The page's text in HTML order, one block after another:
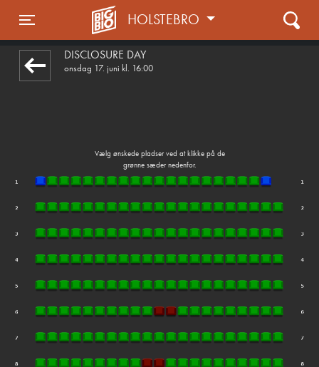
Toggle navigation
HOLSTEBRO
DISCLOSURE DAY
onsdag 17. juni kl. 16:00
Vælg ønskede pladser ved at klikke på de
grønne sæder nedenfor.
front03-cc 101741